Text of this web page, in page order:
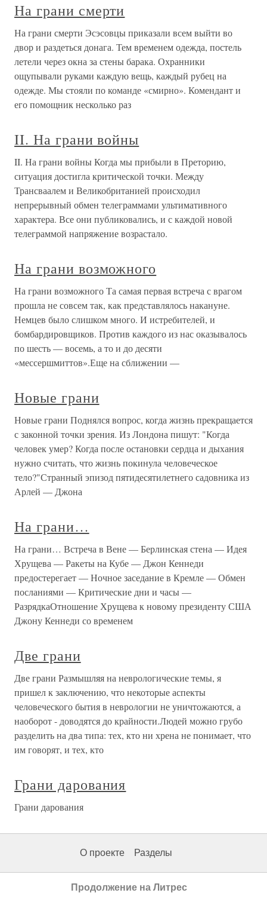
На грани смерти
На грани смерти Эсэсовцы приказали всем выйти во
двор и раздеться донага. Тем временем одежда, постель
летели через окна за стены барака. Охранники
ощупывали руками каждую вещь, каждый рубец на
одежде. Мы стояли по команде «смирно». Комендант и
его помощник несколько раз
II. На грани войны
II. На грани войны Когда мы прибыли в Преторию,
ситуация достигла критической точки. Между
Трансваалем и Великобританией происходил
непрерывный обмен телеграммами ультимативного
характера. Все они публиковались, и с каждой новой
телеграммой напряжение возрастало.
На грани возможного
На грани возможного Та самая первая встреча с врагом
прошла не совсем так, как представлялось накануне.
Немцев было слишком много. И истребителей, и
бомбардировщиков. Против каждого из нас оказывалось
по шесть — восемь, а то и до десяти
«мессершмиттов».Еще на сближении —
Новые грани
Новые грани Поднялся вопрос, когда жизнь прекращается
с законной точки зрения. Из Лондона пишут: "Когда
человек умер? Когда после остановки сердца и дыхания
нужно считать, что жизнь покинула человеческое
тело?"Странный эпизод пятидесятилетнего садовника из
Арлей — Джона
На грани…
На грани… Встреча в Вене — Берлинская стена — Идея
Хрущева — Ракеты на Кубе — Джон Кеннеди
предостерегает — Ночное заседание в Кремле — Обмен
посланиями — Критические дни и часы —
РазрядкаОтношение Хрущева к новому президенту США
Джону Кеннеди со временем
Две грани
Две грани Размышляя на неврологические темы, я
пришел к заключению, что некоторые аспекты
человеческого бытия в неврологии не уничтожаются, а
наоборот - доводятся до крайности.Людей можно грубо
разделить на два типа: тех, кто ни хрена не понимает, что
им говорят, и тех, кто
Грани дарования
Грани дарования
О проекте Разделы
Продолжение на Литрес